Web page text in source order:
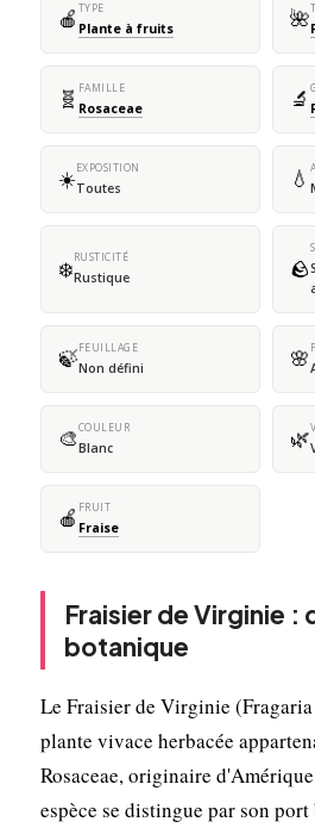
🍎 TYPE
Plante à fruits 🌺
🧬 FAMILLE
Rosaceae 🔬
☀️EXPOSITION
Toutes 💧
❄️RUSTICITÉ
Rustique 🪨
🍃FEUILLAGE
Non défini 🌸
🎨COULEUR
Blanc 🌿
🍎 FRUIT
Fraise
Fraisier de Virginie
botanique
Le Fraisier de Virginie
plante vivace herbacée
Rosaceae, originaire
espèce se distingue par son